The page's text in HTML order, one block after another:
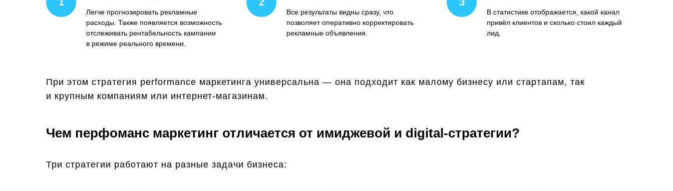
Легче прогнозировать рекламные
расходы. Также появляется возможность
отслеживать рентабельность кампании
в режиме реального времени.
Все результаты видны сразу, что
позволяет оперативно корректировать
рекламные объявления.
В статистике отображается, какой канал
привёл клиентов и сколько стоил каждый
лид.
При этом стратегия performance маркетинга универсальна — она подходит как малому бизнесу или стартапам, так
и крупным компаниям или интернет-магазинам.
Чем перфоманс маркетинг отличается от имиджевой и digital-стратегии?
Три стратегии работают на разные задачи бизнеса: